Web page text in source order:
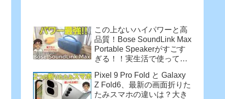
この上ないハイパワーと高
品質！Bose SoundLink Max
Portable Speakerがすごす
ぎる！！実生活で使って感
Pixel 9 Pro Fold と Galaxy
Z Fold6、最新の画面折りた
たみスマホの違いは？大き